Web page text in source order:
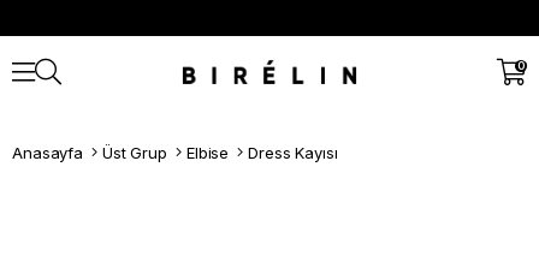
0
Anasayfa Üst Grup Elbise Dress Kayısı